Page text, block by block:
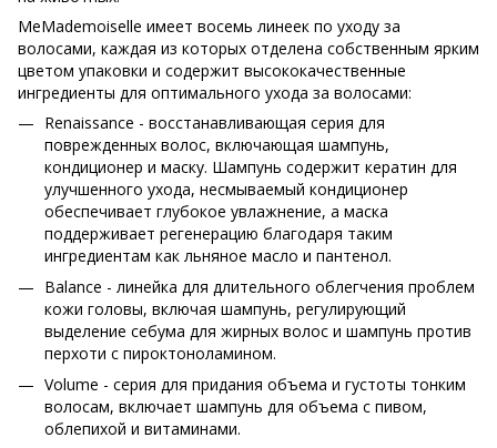
MeMademoiselle имеет восемь линеек по уходу за
волосами, каждая из которых отделена собственным ярким
цветом упаковки и содержит высококачественные
ингредиенты для оптимального ухода за волосами:
Renaissance - восстанавливающая серия для
поврежденных волос, включающая шампунь,
кондиционер и маску. Шампунь содержит кератин для
улучшенного ухода, несмываемый кондиционер
обеспечивает глубокое увлажнение, а маска
поддерживает регенерацию благодаря таким
ингредиентам как льняное масло и пантенол.
Balance - линейка для длительного облегчения проблем
кожи головы, включая шампунь, регулирующий
выделение себума для жирных волос и шампунь против
перхоти с пироктоноламином.
Volume - серия для придания объема и густоты тонким
волосам, включает шампунь для объема с пивом,
облепихой и витаминами.